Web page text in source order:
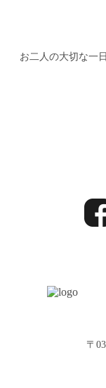
お二人の大切な一
〒